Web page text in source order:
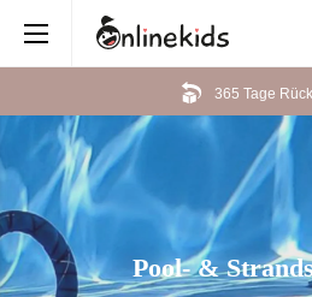
365 Tage
Pool- &